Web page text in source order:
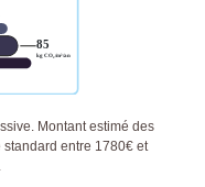
Montant estimé des
entre 1780€ et